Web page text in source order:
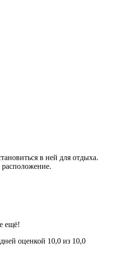
в ней для отдыха.
ещё!
оценкой 10,0 из 10,0